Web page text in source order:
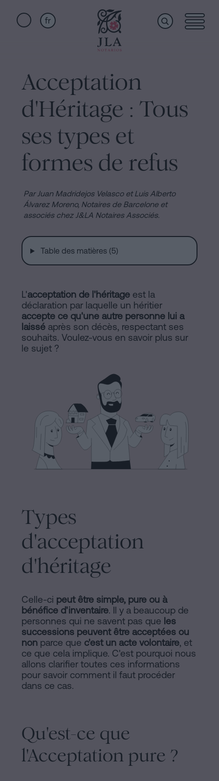
fr
Services
Qui
sommes-
nous
Installations
Notaire
en
ligne
Contacter
Cookies
Manifeste
Liens
Juridiques
Notariaux
d'Intérêt
Processus
Éditorial
Contenus
Personalizar
rapides
Serment
de
Nationalité
Notaire
Successions
Barcelone
Acte
de
Vente
à
Dissolution
de
couple
de
fait
ligne
Commercial
et
sociétés
succession
en
cinq
étapes
Peut-
signer
une
hypothèque
sans
certificat
d'habitabilité
?
Contacter
Acceptation
d'Héritage : Tous
ses types et
formes de refus
Par Juan Madridejos Velasco et Luis Alberto
Álvarez Moreno, Notaires de Barcelone et
associés chez J&LA Notaires Associés.
Table des matières (5)
L'acceptation de l'héritage est la
déclaration par laquelle un héritier
accepte ce qu'une autre personne lui a
laissé après son décès, respectant ses
souhaits. Voulez-vous en savoir plus sur
le sujet ?
Types
d'acceptation
d'héritage
Celle-ci peut être simple, pure ou à
bénéfice d'inventaire. Il y a beaucoup de
personnes qui ne savent pas que les
successions peuvent être acceptées ou
non parce que c'est un acte volontaire, et
ce que cela implique. C'est pourquoi nous
allons clarifier toutes ces informations
pour savoir comment il faut procéder
dans ce cas.
Qu'est-ce que
l'Acceptation pure ?